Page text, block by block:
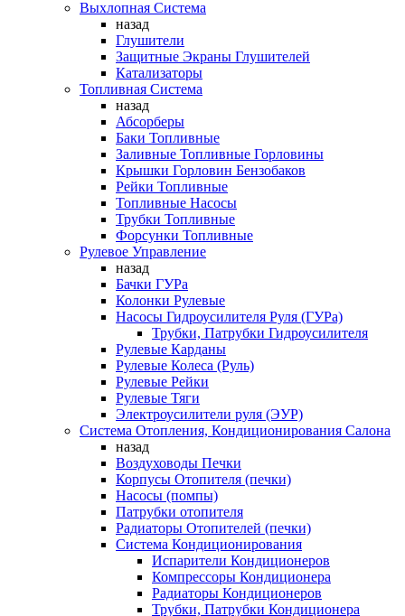
Выхлопная Система
назад
Глушители
Защитные Экраны Глушителей
Катализаторы
Топливная Система
назад
Абсорберы
Баки Топливные
Заливные Топливные Горловины
Крышки Горловин Бензобаков
Рейки Топливные
Топливные Насосы
Трубки Топливные
Форсунки Топливные
Рулевое Управление
назад
Бачки ГУРа
Колонки Рулевые
Насосы Гидроусилителя Руля (ГУРа)
Трубки, Патрубки Гидроусилителя
Рулевые Карданы
Рулевые Колеса (Руль)
Рулевые Рейки
Рулевые Тяги
Электроусилители руля (ЭУР)
Система Отопления, Кондиционирования Салона
назад
Воздуховоды Печки
Корпусы Отопителя (печки)
Насосы (помпы)
Патрубки отопителя
Радиаторы Отопителей (печки)
Система Кондиционирования
Испарители Кондиционеров
Компрессоры Кондиционера
Радиаторы Кондиционеров
Трубки, Патрубки Кондиционера